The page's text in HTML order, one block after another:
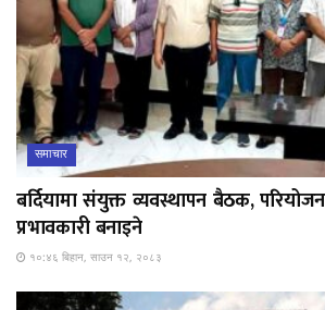
समाचार
बर्दियामा संयुक्त व्यवस्थापन बैठक,
प्रभावकारी बनाइने
१०:४६ बिहान, साउन १२, २०८३